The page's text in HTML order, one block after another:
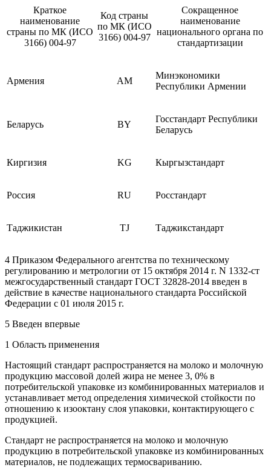
Краткое
наименование
страны по МК (ИСО
3166) 004-97
Код страны
по МК (ИСО
3166) 004-97
Сокращенное
наименование
национального органа по
стандартизации
Армения AM
Минэкономики
Республики Армении
Беларусь BY
Госстандарт Республики
Беларусь
Киргизия KG Кыргызстандарт
Россия RU Росстандарт
Таджикистан TJ Таджикстандарт
4 Приказом Федерального агентства по техническому
регулированию и метрологии от 15 октября 2014 г. N 1332-ст
межгосударственный стандарт ГОСТ 32828-2014 введен в
действие в качестве национального стандарта Российской
Федерации с 01 июля 2015 г.
5 Введен впервые
1 Область применения
Настоящий стандарт распространяется на молоко и молочную
продукцию массовой долей жира не менее 3, 0% в
потребительской упаковке из комбинированных материалов и
устанавливает метод определения химической стойкости по
отношению к изооктану слоя упаковки, контактирующего с
продукцией.
Стандарт не распространяется на молоко и молочную
продукцию в потребительской упаковке из комбинированных
материалов, не подлежащих термосвариванию.